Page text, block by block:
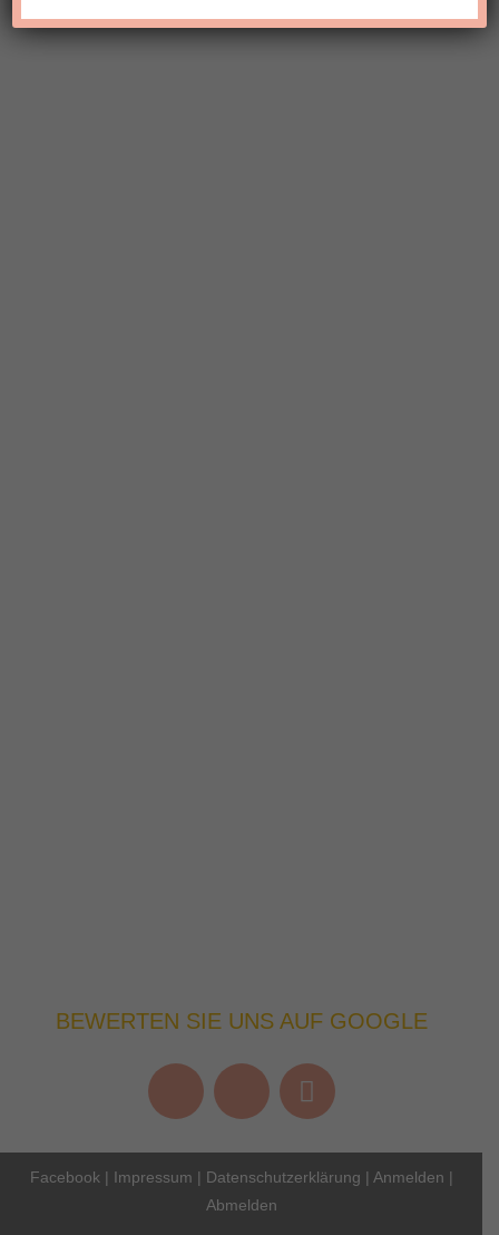
BEWERTEN SIE UNS AUF GOOGLE
Facebook | Impressum | Datenschutzerklärung | Anmelden |
Abmelden